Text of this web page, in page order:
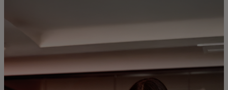
สำหรับธุรกิจ
เพื่อโลก